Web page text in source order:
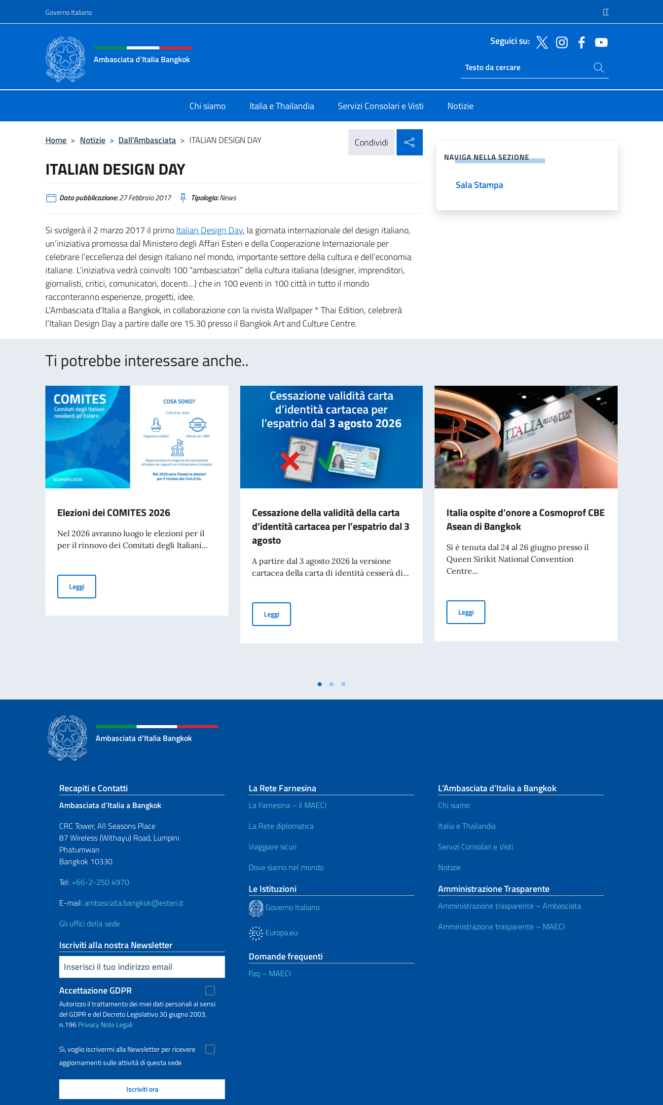
Governo Italiano IT
Intestazione sito, social e menù
Ambasciata d'Italia Bangkok
Seguici su:
Ricerca sito live
Cerca nel sito
Chi siamo Italia e Thailandia Servizi Consolari e Visti Notizie
Home > Notizie > Dall’Ambasciata > ITALIAN DESIGN DAY Condividi
ITALIAN DESIGN DAY
Data pubblicazione:27 Febbraio 2017 Tipologia:News
Si svolgerà il 2 marzo 2017 il primoItalian Design Day, la giornata internazionale del design italiano,
un’iniziativa promossa dal Ministero degli Affari Esteri e della Cooperazione Internazionale per
celebrare l’eccellenza del design italiano nel mondo, importante settore della cultura e dell’economia
italiane. L’iniziativa vedrà coinvolti 100 “ambasciatori” della cultura italiana (designer, imprenditori,
giornalisti, critici, comunicatori, docenti…) che in 100 eventi in 100 città in tutto il mondo
racconteranno esperienze, progetti, idee.
L’Ambasciata d’Italia a Bangkok, in collaborazione con la rivista Wallpaper * Thai Edition, celebrerà
l’Italian Design Day a partire dalle ore 15.30 presso il Bangkok Art and Culture Centre.
NAVIGA NELLA SEZIONE
Sala Stampa
Ti potrebbe interessare anche..
Elezioni dei COMITES 2026
Nel 2026 avranno luogo le elezioni per il
per il rinnovo dei Comitati degli Italiani...
LeggiElezioni dei COMITES 2026
Cessazione della validità della carta
d’identità cartacea per l’espatrio dal 3
agosto
A partire dal 3 agosto 2026 la versione
cartacea della carta di identità cesserà di...
LeggiCessazione della validità della carta d’identità cartacea per l’espatrio dal 3 agosto
Italia ospite d’onore a Cosmoprof CBE
Asean di Bangkok
Si è tenuta dal 24 al 26 giugno presso il
Queen Sirikit National Convention
Centre...
LeggiItalia ospite d’onore a Cosmoprof CBE Asean di Bangkok
Ambasciata d'Italia Bangkok
Sezione footer
Recapiti e Contatti
Ambasciata d’Italia a Bangkok
CRC Tower, All Seasons Place
87 Wireless (Withayu) Road, Lumpini
Phatumwan
Bangkok 10330
Tel: +66-2-250 4970
E-mail:ambasciata.bangkok@esteri.it
Gli uffici della sede
Iscriviti alla nostra Newsletter
Inserisci la tua email
Accettazione GDPR
Autorizzo il trattamento dei miei dati personali ai sensi
del GDPR e del Decreto Legislativo 30 giugno 2003,
n.196PrivacyNote Legali
Sì, voglio iscrivermi alla Newsletter per ricevere
aggiornamenti sulle attività di questa sede
La Rete Farnesina
La Farnesina – il MAECI
La Rete diplomatica
Viaggiare sicuri
Dove siamo nel mondo
Le Istituzioni
Governo Italiano
Europa.eu
Domande frequenti
Faq – MAECI
L’Ambasciata d’Italia a Bangkok
Chi siamo
Italia e Thailandia
Servizi Consolari e Visti
Notizie
Amministrazione Trasparente
Amministrazione trasparente – Ambasciata
Amministrazione trasparente – MAECI